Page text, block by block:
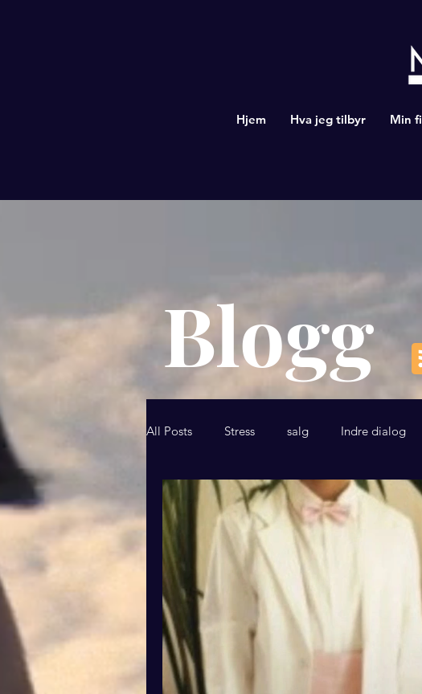
Hjem Hva jeg tilbyr Min
Blogg
All Posts Stress salg Indre dialog